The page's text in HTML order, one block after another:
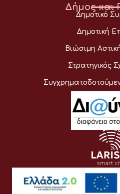
Δήμος και
Δημοτικό
Δημοτική
Βιώσιμη
Στρατηγικός